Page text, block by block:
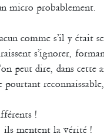
micro probablement.
comme s’il y était
s’ignorer,
peut dire, dans cette
pourtant
!
ils mentent la vérité !